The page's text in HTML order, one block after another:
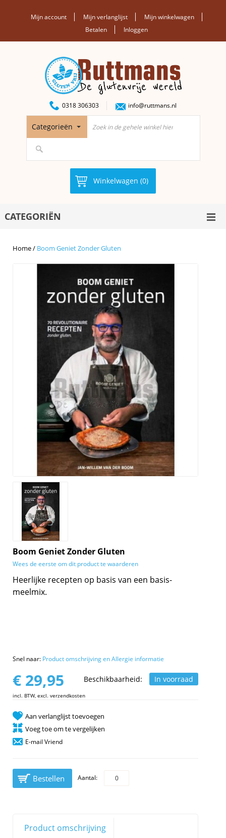
Mijn account Mijn verlanglijst
Mijn winkelwagen
Betalen
Inloggen
0318 306303 info@ruttmans.nl
Categorieën
Winkelwagen (0)
CATEGORIËN
Home/ Boom Geniet Zonder Gluten
Boom Geniet Zonder Gluten
Wees de eerste om dit product te waarderen
Heerlijke recepten op basis van een basis-
meelmix.
Snel naar: Product omschrijving en Allergie informatie
Beschikbaarheid: In voorraad
€ 29,95
incl. BTW, excl. verzendkosten
Aan verlanglijst toevoegen
Voeg toe om te vergelijken
E-mail Vriend
Bestellen Aantal:
Product omschrijving